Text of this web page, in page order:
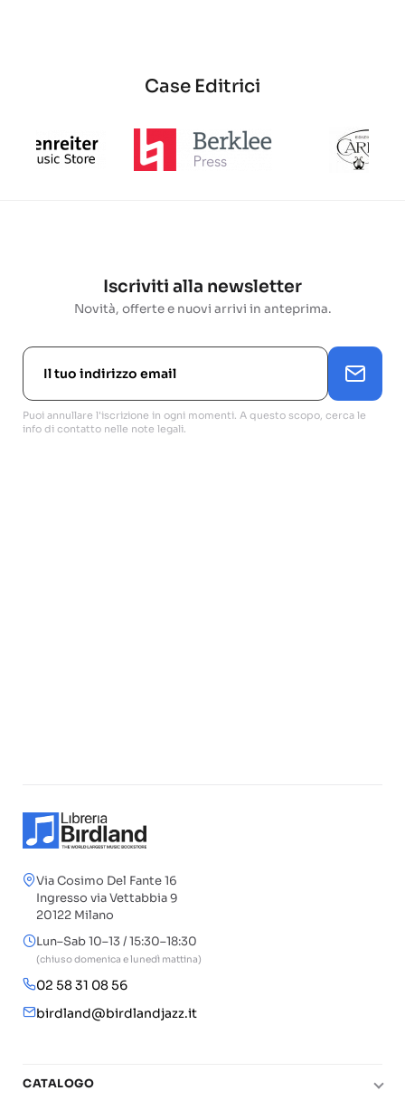
Case Editrici
Iscriviti alla newsletter
Novità, offerte e nuovi arrivi in anteprima.
Puoi annullare l'iscrizione in ogni momenti. A questo scopo, cerca le
info di contatto nelle note legali.
Via Cosimo Del Fante 16
Ingresso via Vettabbia 9
20122 Milano
Lun–Sab 10–13 / 15:30–18:30
(chiuso domenica e lunedì mattina)
02 58 31 08 56
birdland@birdlandjazz.it
CATALOGO